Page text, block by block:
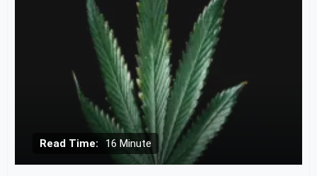
Read Time: 16 Minute